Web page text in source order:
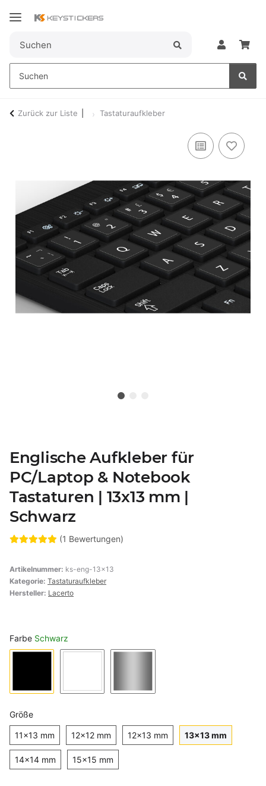
Zurück zur Liste Tastaturaufkleber
Englische Aufkleber für
PC/Laptop & Notebook
Tastaturen | 13x13 mm |
Schwarz
(1 Bewertungen)
Artikelnummer: ks-eng-13x13
Kategorie: Tastaturaufkleber
Hersteller: Lacerto
Farbe Schwarz
Größe
11x13 mm 11x13 mm
12x12 mm 12x12 mm
12x13 mm 12x13 mm
13x13 mm
14x14 mm 14x14 mm
15x15 mm